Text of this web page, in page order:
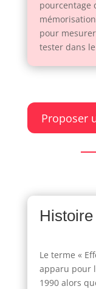
pourcentage
pour
tester dans
Proposer
Histoire
Le terme «
apparu pour
1990 alors